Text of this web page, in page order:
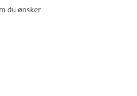
du ønsker